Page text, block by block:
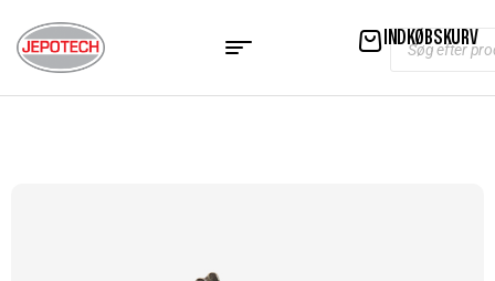
INDKØBSKURV